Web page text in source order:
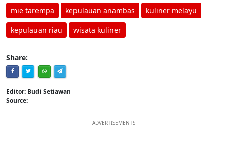
mie tarempa kepulauan anambas kuliner melayu
kepulauan riau wisata kuliner
Share:
Editor: Budi Setiawan
Source:
ADVERTISEMENTS